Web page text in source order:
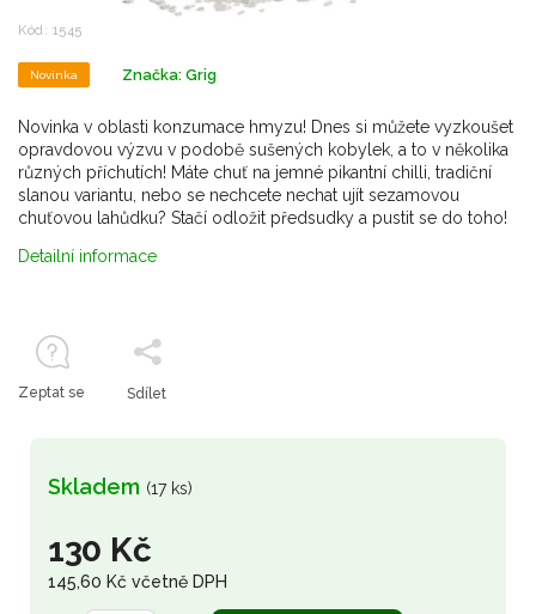
Kód: 1545
Novinka Značka: Grig
130 Kč
145,60 Kč včetně DPH
Skladem (17 ks)
Novinka v oblasti konzumace hmyzu! Dnes si můžete vyzkoušet
opravdovou výzvu v podobě sušených kobylek, a to v několika
různých příchutích! Máte chuť na jemné pikantní chilli, tradiční
slanou variantu, nebo se nechcete nechat ujít sezamovou
chuťovou lahůdku? Stačí odložit předsudky a pustit se do toho!
Detailní informace
Zeptat se Sdílet